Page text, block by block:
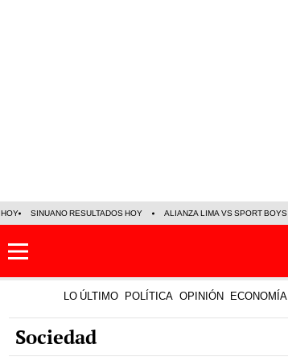
HOY SINUANO RESULTADOS HOY ALIANZA LIMA VS SPORT BOYS
LO ÚLTIMO POLÍTICA OPINIÓN ECONOMÍA
Sociedad